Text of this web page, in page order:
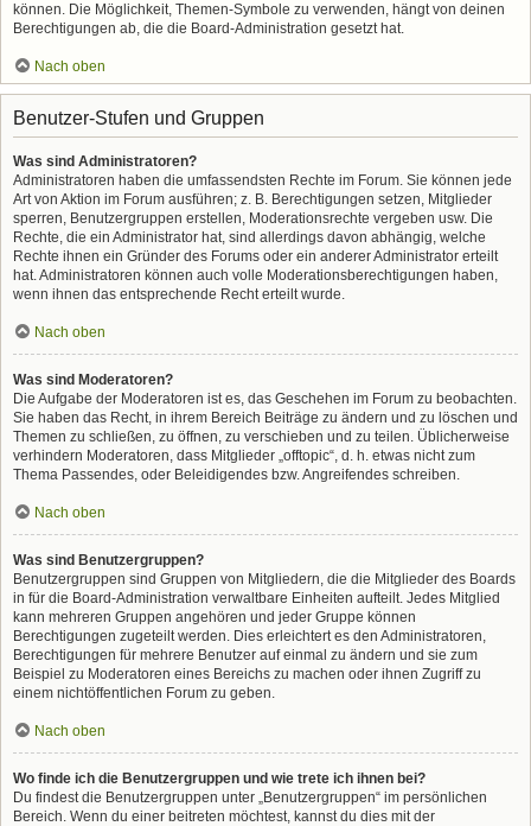
können. Die Möglichkeit, Themen-Symbole zu verwenden, hängt von deinen
Berechtigungen ab, die die Board-Administration gesetzt hat.
Nach oben
Benutzer-Stufen und Gruppen
Was sind Administratoren?
Administratoren haben die umfassendsten Rechte im Forum. Sie können jede
Art von Aktion im Forum ausführen; z. B. Berechtigungen setzen, Mitglieder
sperren, Benutzergruppen erstellen, Moderationsrechte vergeben usw. Die
Rechte, die ein Administrator hat, sind allerdings davon abhängig, welche
Rechte ihnen ein Gründer des Forums oder ein anderer Administrator erteilt
hat. Administratoren können auch volle Moderationsberechtigungen haben,
wenn ihnen das entsprechende Recht erteilt wurde.
Nach oben
Was sind Moderatoren?
Die Aufgabe der Moderatoren ist es, das Geschehen im Forum zu beobachten.
Sie haben das Recht, in ihrem Bereich Beiträge zu ändern und zu löschen und
Themen zu schließen, zu öffnen, zu verschieben und zu teilen. Üblicherweise
verhindern Moderatoren, dass Mitglieder „offtopic“, d. h. etwas nicht zum
Thema Passendes, oder Beleidigendes bzw. Angreifendes schreiben.
Nach oben
Was sind Benutzergruppen?
Benutzergruppen sind Gruppen von Mitgliedern, die die Mitglieder des Boards
in für die Board-Administration verwaltbare Einheiten aufteilt. Jedes Mitglied
kann mehreren Gruppen angehören und jeder Gruppe können
Berechtigungen zugeteilt werden. Dies erleichtert es den Administratoren,
Berechtigungen für mehrere Benutzer auf einmal zu ändern und sie zum
Beispiel zu Moderatoren eines Bereichs zu machen oder ihnen Zugriff zu
einem nichtöffentlichen Forum zu geben.
Nach oben
Wo finde ich die Benutzergruppen und wie trete ich ihnen bei?
Du findest die Benutzergruppen unter „Benutzergruppen“ im persönlichen
Bereich. Wenn du einer beitreten möchtest, kannst du dies mit der